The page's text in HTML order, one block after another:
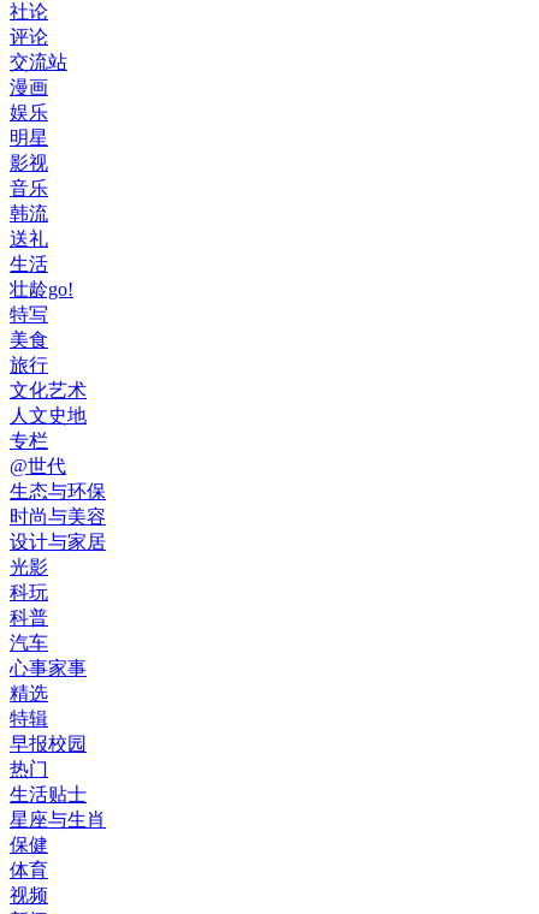
社论
评论
交流站
漫画
娱乐
明星
影视
音乐
韩流
送礼
生活
壮龄go!
特写
美食
旅行
文化艺术
人文史地
专栏
@世代
生态与环保
时尚与美容
设计与家居
光影
科玩
科普
汽车
心事家事
精选
特辑
早报校园
热门
生活贴士
星座与生肖
保健
体育
视频